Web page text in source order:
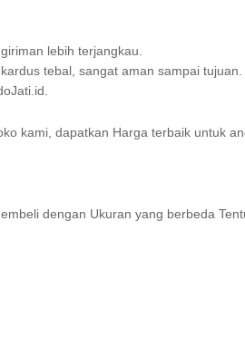
lebih terjangkau.
tebal, sangat aman sampai tujuan.
kami, dapatkan Harga terbaik untuk
dengan Ukuran yang berbeda